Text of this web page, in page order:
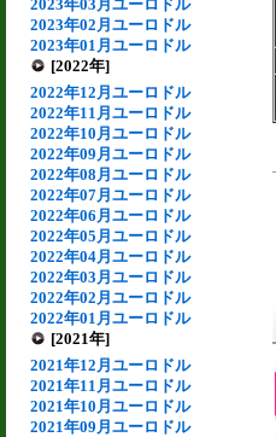
2023年03月ユーロドル
2023年02月ユーロドル
2023年01月ユーロドル
[2022年]
2022年12月ユーロドル
2022年11月ユーロドル
2022年10月ユーロドル
2022年09月ユーロドル
2022年08月ユーロドル
2022年07月ユーロドル
2022年06月ユーロドル
2022年05月ユーロドル
2022年04月ユーロドル
2022年03月ユーロドル
2022年02月ユーロドル
2022年01月ユーロドル
[2021年]
2021年12月ユーロドル
2021年11月ユーロドル
2021年10月ユーロドル
2021年09月ユーロドル